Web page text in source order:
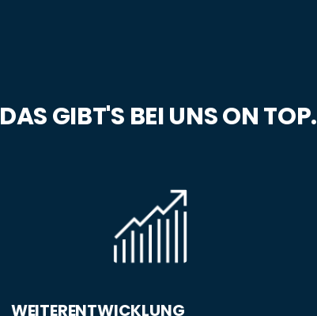
DAS GIBT'S BEI UNS ON TOP.
WEITERENTWICKLUNG